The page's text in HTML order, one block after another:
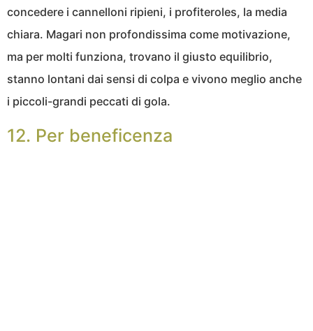
concedere i cannelloni ripieni, i profiteroles, la media
chiara. Magari non profondissima come motivazione,
ma per molti funziona, trovano il giusto equilibrio,
stanno lontani dai sensi di colpa e vivono meglio anche
i piccoli-grandi peccati di gola.
12. Per beneficenza